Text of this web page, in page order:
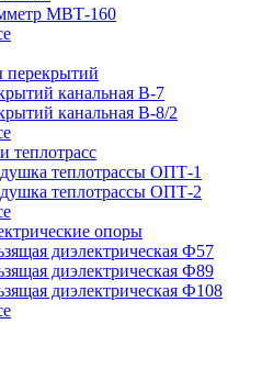
МВТ-160
перекрытий
канальная В-7
канальная В-8/2
теплотрассы ОПТ-1
теплотрассы ОПТ-2
опоры
диэлектрическая Ф57
диэлектрическая Ф89
диэлектрическая Ф108